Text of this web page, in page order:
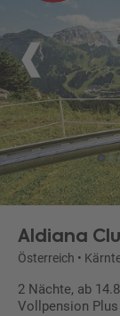
Aldiana
Österreich •
2 Nächte, ab
Vollpension Plus